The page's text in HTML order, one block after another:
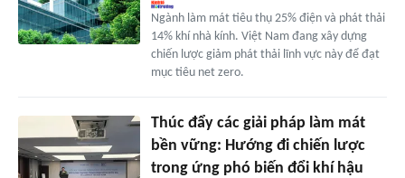
Ngành làm mát tiêu thụ 25% điện và phát thải
14% khí nhà kính. Việt Nam đang xây dựng
chiến lược giảm phát thải lĩnh vực này để đạt
mục tiêu net zero.
Thúc đẩy các giải pháp làm mát
bền vững: Hướng đi chiến lược
trong ứng phó biến đổi khí hậu